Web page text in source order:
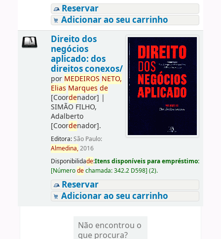
Reservar
Adicionar ao seu carrinho
Direito dos
negócios
aplicado: dos
direitos conexos/
por MEDEIROS NETO,
Elias Marques de
[Coordenador] |
SIMÃO FILHO,
Adalberto
[Coordenador].
Editora:São Paulo:
Almedina,2016
Disponibilidade:Itens disponíveis para empréstimo:
[Númerodechamada:342.2 D598] (2).
Reservar
Adicionar ao seu carrinho
Não encontrou o
que procura?